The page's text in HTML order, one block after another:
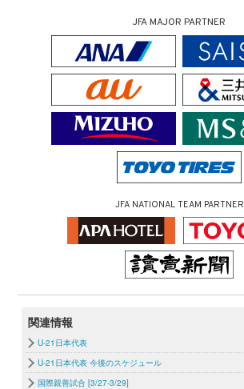
JFA MAJOR PARTNER
JFA NATIONAL TEAM PARTNER
関連情報
U-21日本代表
U-21日本代表 今後のスケジュール
国際親善試合 [3/27-3/29]